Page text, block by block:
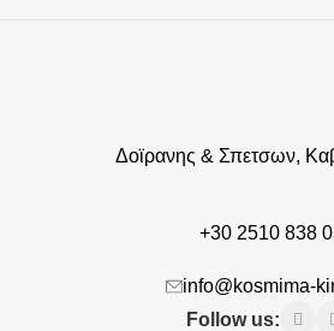
Δοϊρανης & Σπετσων,
+30 2510 838
info@kosmima-
Follow us: